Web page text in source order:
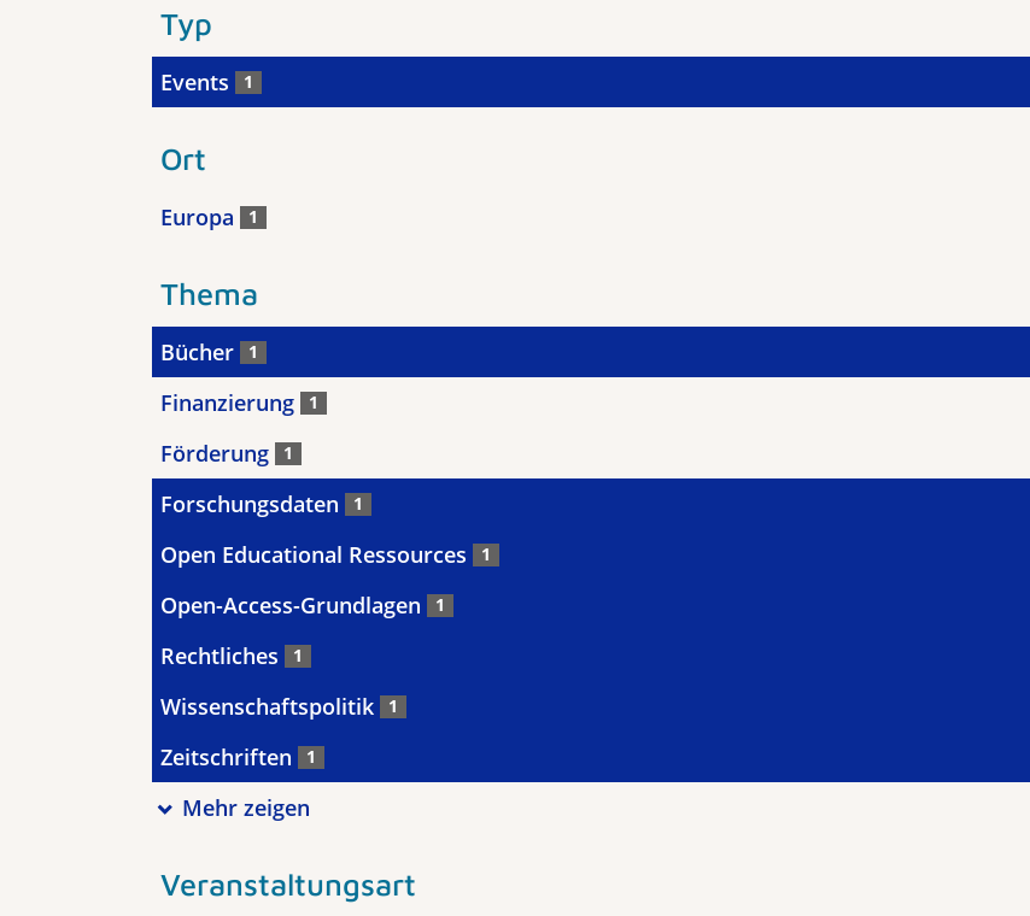
Typ
Events 1
Ort
Europa 1
Thema
Bücher 1
Finanzierung 1
Förderung 1
Forschungsdaten 1
Open Educational Ressources 1
Open-Access-Grundlagen 1
Rechtliches 1
Wissenschaftspolitik 1
Zeitschriften 1
Mehr zeigen
Veranstaltungsart